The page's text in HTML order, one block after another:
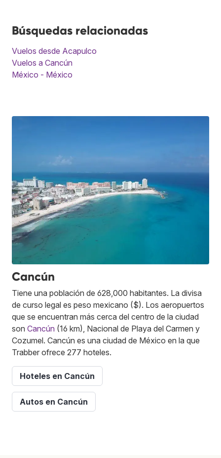
Búsquedas relacionadas
Vuelos desde Acapulco
Vuelos a Cancún
México - México
Cancún
Tiene una población de 628,000 habitantes. La divisa
de curso legal es peso mexicano ($). Los aeropuertos
que se encuentran más cerca del centro de la ciudad
son Cancún (16 km), Nacional de Playa del Carmen y
Cozumel. Cancún es una ciudad de México en la que
Trabber ofrece 277 hoteles.
Hoteles en Cancún
Autos en Cancún